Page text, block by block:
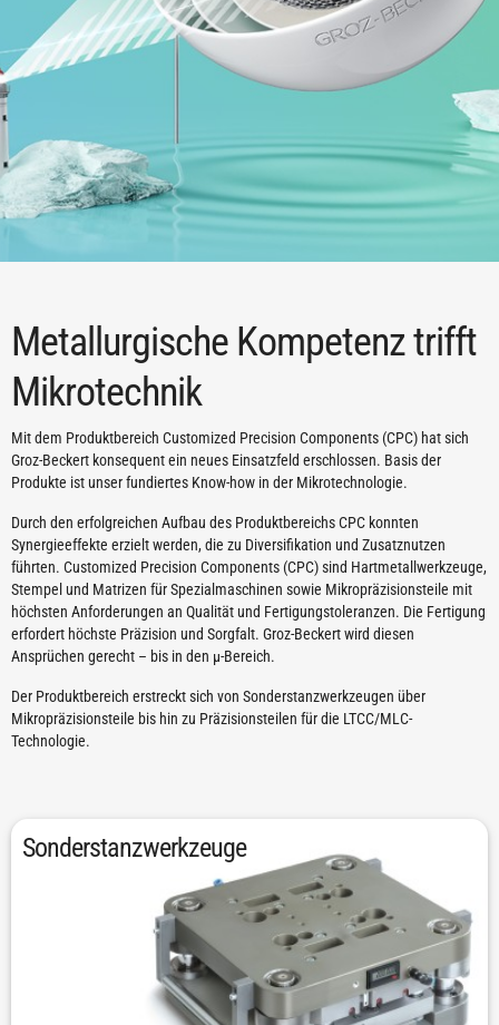
Metallurgische Kompetenz trifft
Mikrotechnik
Mit dem Produktbereich Customized Precision Components (CPC) hat sich
Groz-Beckert konsequent ein neues Einsatzfeld erschlossen. Basis der
Produkte ist unser fundiertes Know-how in der Mikrotechnologie.
Durch den erfolgreichen Aufbau des Produktbereichs CPC konnten
Synergieeffekte erzielt werden, die zu Diversifikation und Zusatznutzen
führten. Customized Precision Components (CPC) sind Hartmetallwerkzeuge,
Stempel und Matrizen für Spezialmaschinen sowie Mikropräzisionsteile mit
höchsten Anforderungen an Qualität und Fertigungstoleranzen. Die Fertigung
erfordert höchste Präzision und Sorgfalt. Groz-Beckert wird diesen
Ansprüchen gerecht – bis in den μ-Bereich.
Der Produktbereich erstreckt sich von Sonderstanzwerkzeugen über
Mikropräzisionsteile bis hin zu Präzisionsteilen für die LTCC/MLC-
Technologie.
Sonderstanzwerkzeuge Sonderstanzwerkzeuge
Die Erfahrung aus dem Kerngeschäft von Groz-Beckert und das
Bestreben, Lösungen für technische Herausforderungen bereitzustellen,
sind der Antrieb für die Entwicklung neuer Stanztechnologien.
Dazu zählen sowohl Stanzwerkzeuge, komplette Stanzsysteme als auch
Wechselelemente zur Mikroperforierung von Folien.